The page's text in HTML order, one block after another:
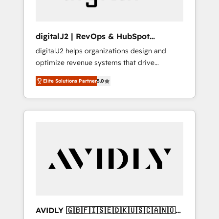
digitalJ2 | RevOps & HubSpot
Implementations
digitalJ2 helps organizations design and
optimize revenue systems that drive
scalable, predictable growth. As a triple-
accredited HubSpot Solutions Partner, we
specialize in both strategic RevOps planning
and hands-on technical execution - building
Services - Managed IT (MSP) - Franchises -
Professional Services - And more! How we
Custom integrations and workflow
Elite Solutions Partner5.0
AVIDLY 🇬🇧🇫🇮🇸🇪🇩🇰🇺🇸🇨🇦🇳🇴